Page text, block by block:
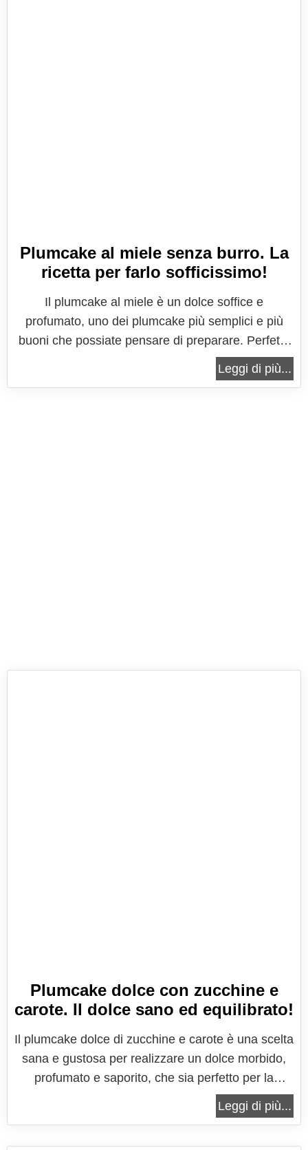
Plumcake al miele senza burro. La
ricetta per farlo sofficissimo!
Il plumcake al miele è un dolce soffice e
profumato, uno dei plumcake più semplici e più
buoni che possiate pensare di preparare. Perfetto
per la colazione, assicurandovi tanto gusto ed una
sferzata di energia e di buon'umore, per iniziare al
Leggi di più...
Plumcake dolce con zucchine e
carote. Il dolce sano ed equilibrato!
Il plumcake dolce di zucchine e carote è una scelta
sana e gustosa per realizzare un dolce morbido,
profumato e saporito, che sia perfetto per la
colazione semplice e genuina di tutta la famiglia.
Come accade per le preparazioni salate, anche
Leggi di più...